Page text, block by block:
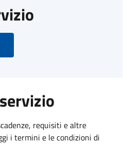
requisiti e altre
i termini e le condizioni di